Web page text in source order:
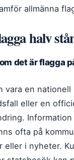
allmänna
halv
det är flagga
vara en
eller en
ofta på
eller i nyheter.